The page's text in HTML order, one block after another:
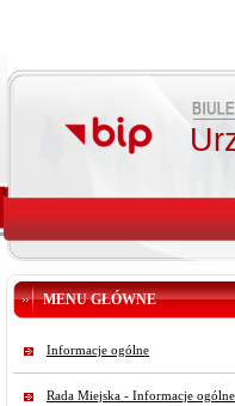
MENU GŁÓWNE
Informacje ogólne
Rada Miejska - Informacje ogólne